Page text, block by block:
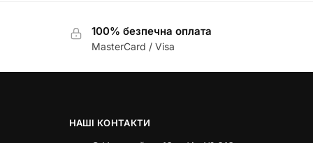
100% безпечна оплата
MasterCard / Visa
НАШІ КОНТАКТИ